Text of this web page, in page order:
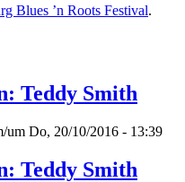
Blues ’n Roots Festival.
Teddy Smith
um Do, 20/10/2016 - 13:39
Teddy Smith